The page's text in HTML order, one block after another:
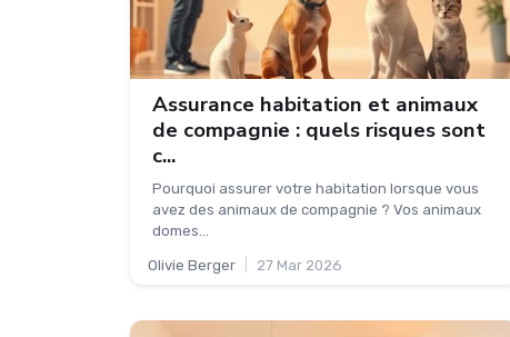
Assurance habitation et animaux
de compagnie : quels risques sont
c...
Pourquoi assurer votre habitation lorsque vous
avez des animaux de compagnie ? Vos animaux
domes...
Olivie Berger 27 Mar 2026